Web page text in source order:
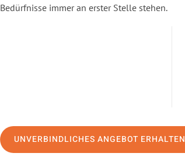
Bedürfnisse immer an erster Stelle stehen.
UNVERBINDLICHES ANGEBOT ERHALTEN